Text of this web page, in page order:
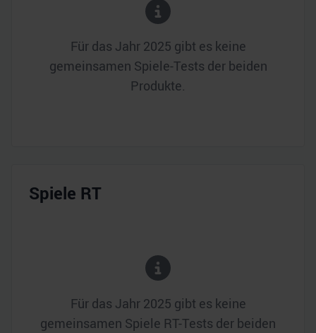
Für das Jahr 2025 gibt es keine
gemeinsamen Spiele-Tests der beiden
Produkte.
Spiele RT
Für das Jahr 2025 gibt es keine
gemeinsamen Spiele RT-Tests der beiden